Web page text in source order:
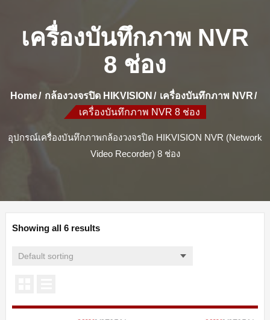
เครื่องบันทึกภาพ NVR
8 ช่อง
Home กล้องวงจรปิด HIKVISION
เครื่องบันทึกภาพ NVR
เครื่องบันทึกภาพ NVR 8 ช่อง
อุปกรณ์เครื่องบันทึกภาพกล้องวงจรปิด HIKVISION NVR (Network
Video Recorder) 8 ช่อง
Showing all 6 results